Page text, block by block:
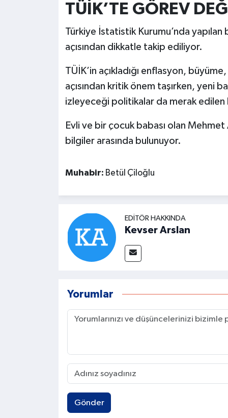
TÜİK’TE GÖREV
Türkiye İstatistik Kurumu’nda
açısından dikkatle takip ediliyor.
TÜİK’in açıkladığı enflasyon,
açısından kritik önem taşırken, yeni
izleyeceği politikalar da merak edilen
Evli ve bir çocuk babası olan Mehmet
bilgiler arasında bulunuyor.
Muhabir: Betül Çiloğlu
EDITÖR HAKKINDA
Kevser Arslan
Yorumlar
Gönder